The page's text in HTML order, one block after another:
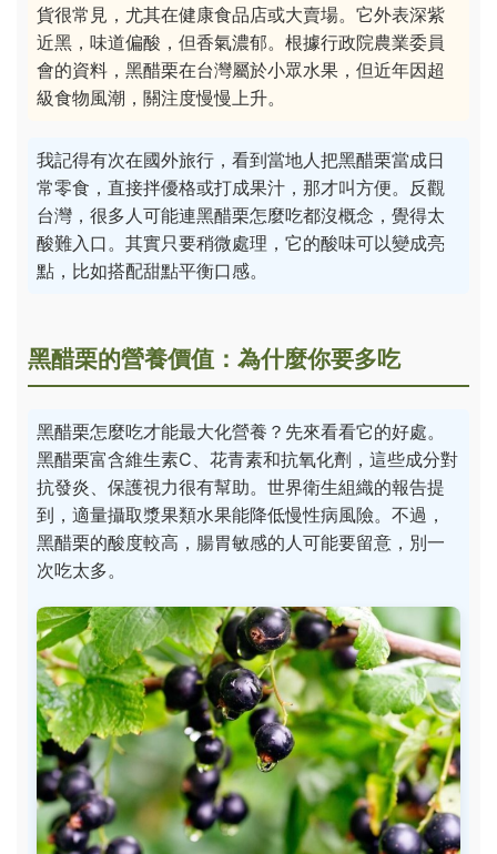
貨很常見，尤其在健康食品店或大賣場。它外表深紫
近黑，味道偏酸，但香氣濃郁。根據行政院農業委員
會的資料，黑醋栗在台灣屬於小眾水果，但近年因超
級食物風潮，關注度慢慢上升。
我記得有次在國外旅行，看到當地人把黑醋栗當成日
常零食，直接拌優格或打成果汁，那才叫方便。反觀
台灣，很多人可能連黑醋栗怎麼吃都沒概念，覺得太
酸難入口。其實只要稍微處理，它的酸味可以變成亮
點，比如搭配甜點平衡口感。
黑醋栗的營養價值：為什麼你要多吃
黑醋栗怎麼吃才能最大化營養？先來看看它的好處。
黑醋栗富含維生素C、花青素和抗氧化劑，這些成分對
抗發炎、保護視力很有幫助。世界衛生組織的報告提
到，適量攝取漿果類水果能降低慢性病風險。不過，
黑醋栗的酸度較高，腸胃敏感的人可能要留意，別一
次吃太多。